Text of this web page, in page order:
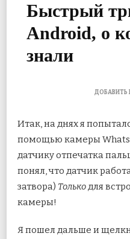
Быстрый
Android, о
знали
ДОБАВИТЬ
Итак, на днях я
помощью камеры
датчику отпечатка
понял, что датчик
затвора) Толькодля
камеры!
Я пошел дальше и